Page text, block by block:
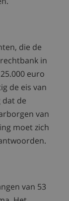
die de
in
euro
de eis van
dat de
van
moet zich
van 53